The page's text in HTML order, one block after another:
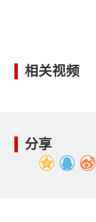
相关视频
分享